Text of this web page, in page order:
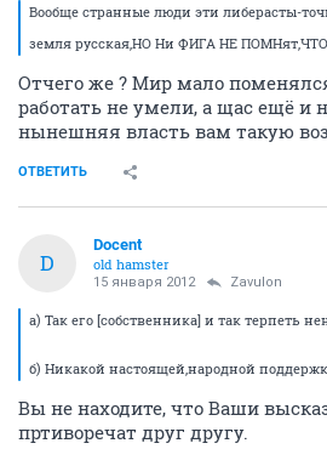
Вообще странные люди эти либерасты-
земля русская,НО Ни ФИГА НЕ ПОМНят,ЧТО
Отчего же ? Мир мало
работать не умели, а щас ещё и
нынешняя власть вам такую
ОТВЕТИТЬ
D
Docent
old hamster
15 января 2012 Zavulon
а) Так его [собственника] и так терпеть
б) Никакой настоящей,народной
Вы не находите, что Ваши
пртиворечат друг другу.